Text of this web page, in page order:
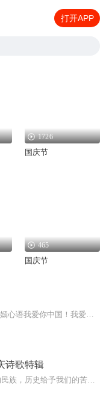
打开APP
1726
国庆节
465
国庆节
诗歌特辑